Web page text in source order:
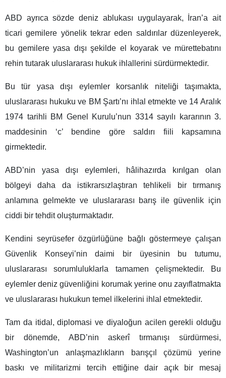
ABD ayrıca sözde deniz ablukası uygulayarak, İran’a ait
ticari gemilere yönelik tekrar eden saldırılar düzenleyerek,
bu gemilere yasa dışı şekilde el koyarak ve mürettebatını
rehin tutarak uluslararası hukuk ihlallerini sürdürmektedir.
Bu tür yasa dışı eylemler korsanlık niteliği taşımakta,
uluslararası hukuku ve BM Şartı’nı ihlal etmekte ve 14 Aralık
1974 tarihli BM Genel Kurulu’nun 3314 sayılı kararının 3.
maddesinin ‘c’ bendine göre saldırı fiili kapsamına
girmektedir.
ABD’nin yasa dışı eylemleri, hâlihazırda kırılgan olan
bölgeyi daha da istikrarsızlaştıran tehlikeli bir tırmanış
anlamına gelmekte ve uluslararası barış ile güvenlik için
ciddi bir tehdit oluşturmaktadır.
Kendini seyrüsefer özgürlüğüne bağlı göstermeye çalışan
Güvenlik Konseyi’nin daimi bir üyesinin bu tutumu,
uluslararası sorumluluklarla tamamen çelişmektedir. Bu
eylemler deniz güvenliğini korumak yerine onu zayıflatmakta
ve uluslararası hukukun temel ilkelerini ihlal etmektedir.
Tam da itidal, diplomasi ve diyaloğun acilen gerekli olduğu
bir dönemde, ABD’nin askerî tırmanışı sürdürmesi,
Washington’un anlaşmazlıkların barışçıl çözümü yerine
baskı ve militarizmi tercih ettiğine dair açık bir mesaj